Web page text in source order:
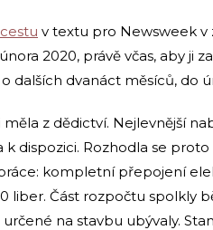
v textu pro Newsweek v
2020, právě včas, aby ji
dalších dvanáct měsíců, do
z dědictví. Nejlevnější
k dispozici. Rozhodla se
kompletní přepojení
liber. Část rozpočtu spolkly
na stavbu ubývaly.